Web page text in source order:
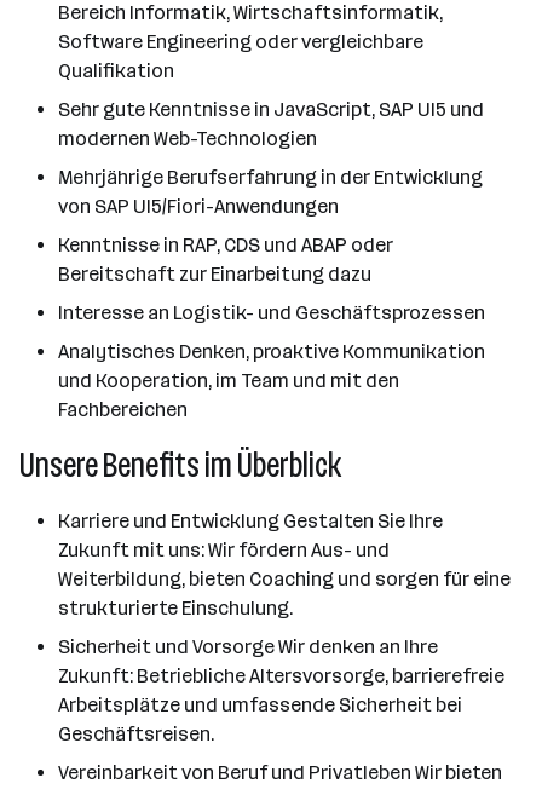
Bereich Informatik, Wirtschaftsinformatik,
Software Engineering oder vergleichbare
Qualifikation
Sehr gute Kenntnisse in JavaScript, SAP UI5 und
modernen Web-Technologien
Mehrjährige Berufserfahrung in der Entwicklung
von SAP UI5/Fiori-Anwendungen
Kenntnisse in RAP, CDS und ABAP oder
Bereitschaft zur Einarbeitung dazu
Interesse an Logistik- und Geschäftsprozessen
Analytisches Denken, proaktive Kommunikation
und Kooperation, im Team und mit den
Fachbereichen
Unsere Benefits im Überblick
Karriere und Entwicklung Gestalten Sie Ihre
Zukunft mit uns: Wir fördern Aus- und
Weiterbildung, bieten Coaching und sorgen für eine
strukturierte Einschulung.
Sicherheit und Vorsorge Wir denken an Ihre
Zukunft: Betriebliche Altersvorsorge, barrierefreie
Arbeitsplätze und umfassende Sicherheit bei
Geschäftsreisen.
Vereinbarkeit von Beruf und Privatleben Wir bieten